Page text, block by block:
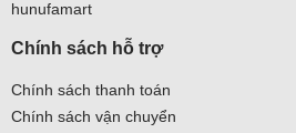
hunufamart
Chính sách hỗ trợ
Chính sách thanh toán
Chính sách vận chuyển